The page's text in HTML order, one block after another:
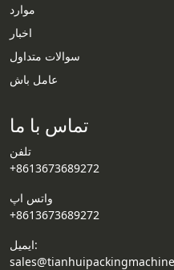
موارد
اخبار
سوالات متداول
عامل باش
تماس با ما
تلفن
+8613673689272
واتس اپ
+8613673689272
ایمیل: